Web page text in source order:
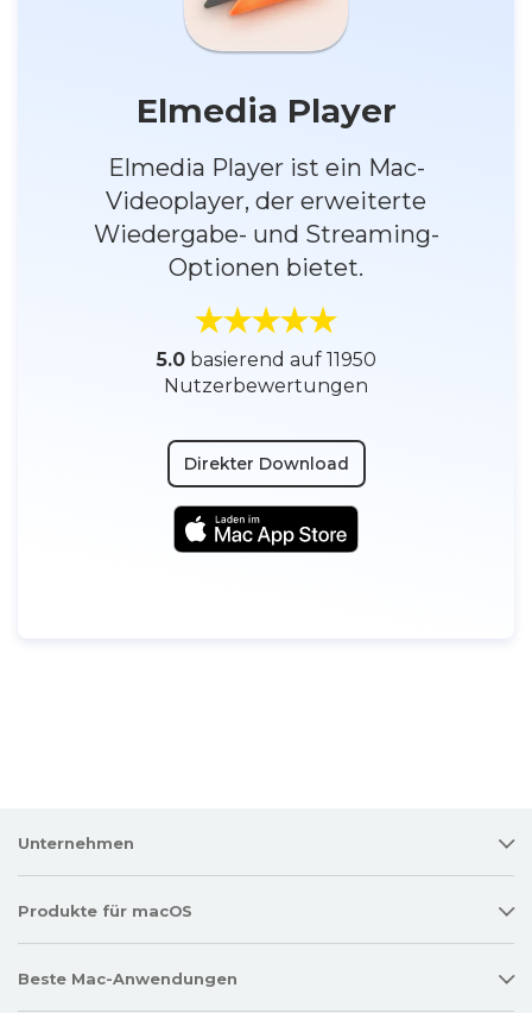
Elmedia Player
Elmedia Player ist ein Mac-
Videoplayer, der erweiterte
Wiedergabe- und Streaming-
Optionen bietet.
5.0 basierend auf 11950
Nutzerbewertungen
Direkter Download
Unternehmen
Produkte für macOS
Beste Mac-Anwendungen